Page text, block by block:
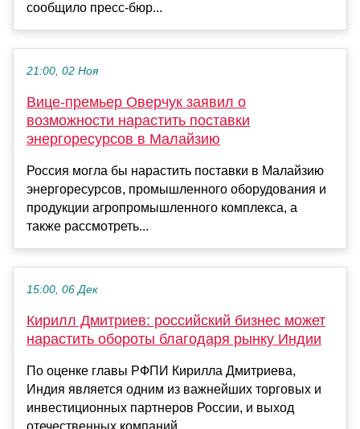
сообщило пресс-бюр...
21:00, 02 Ноя
Вице-премьер Оверчук заявил о
возможности нарастить поставки
энергоресурсов в Малайзию
Россия могла бы нарастить поставки в Малайзию
энергоресурсов, промышленного оборудования и
продукции агропромышленного комплекса, а
также рассмотреть...
15:00, 06 Дек
Кирилл Дмитриев: российский бизнес может
нарастить обороты благодаря рынку Индии
По оценке главы РФПИ Кирилла Дмитриева,
Индия является одним из важнейших торговых и
инвестиционных партнеров России, и выход